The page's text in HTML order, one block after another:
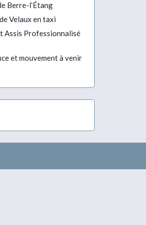
Berre-l’Étang
Velaux en taxi
Assis Professionnalisé
et mouvement à venir